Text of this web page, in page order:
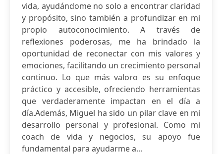
vida, ayudándome no solo a encontrar claridad
y propósito, sino también a profundizar en mi
propio autoconocimiento. A través de
reflexiones poderosas, me ha brindado la
oportunidad de reconectar con mis valores y
emociones, facilitando un crecimiento personal
continuo. Lo que más valoro es su enfoque
práctico y accesible, ofreciendo herramientas
que verdaderamente impactan en el día a
día.Además, Miguel ha sido un pilar clave en mi
desarrollo personal y profesional. Como mi
coach de vida y negocios, su apoyo fue
fundamental para ayudarme a...